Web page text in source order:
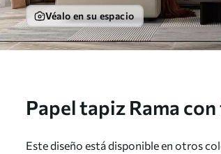
Véalo en su espacio
Papel tapiz Rama
Este diseño está disponible en otros